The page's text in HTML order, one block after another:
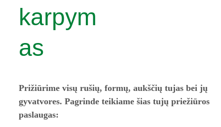
karpym
as
Prižiūrime visų rušių, formų, aukščių tujas bei jų
gyvatvores. Pagrinde teikiame šias tujų priežiūros
paslaugas: